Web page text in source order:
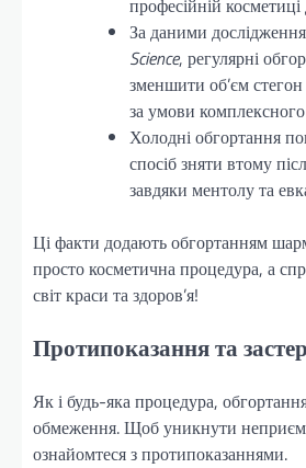
професійній
За даними дослідження
Science, регулярні
зменшити об’єм
за умови
Холодні обгортання
спосіб зняти втому
завдяки ментолу та
Ці факти додають обгортанням
просто косметична процедура, а
світ краси та здоров’я!
Протипоказання та
Як і будь-яка процедура,
обмеження. Щоб уникнути
ознайомтеся з протипоказаннями.